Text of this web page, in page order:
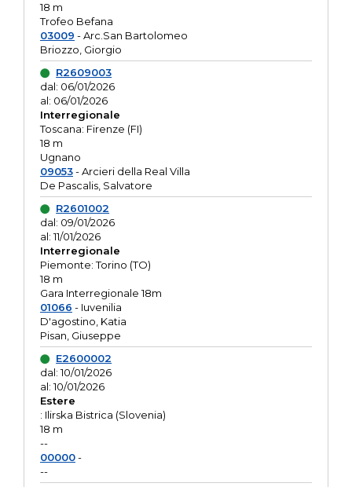
18 m
Trofeo Befana
03009 - Arc.San Bartolomeo
Briozzo, Giorgio
R2609003
dal: 06/01/2026
al: 06/01/2026
Interregionale
Toscana: Firenze (FI)
18 m
Ugnano
09053- Arcieri della Real Villa
De Pascalis, Salvatore
R2601002
dal: 09/01/2026
al: 11/01/2026
Interregionale
Piemonte: Torino (TO)
18 m
Gara Interregionale 18m
01066 - Iuvenilia
D'agostino, Katia
Pisan, Giuseppe
E2600002
dal: 10/01/2026
al: 10/01/2026
Estere
: Ilirska Bistrica (Slovenia)
18 m
--
00000-
--